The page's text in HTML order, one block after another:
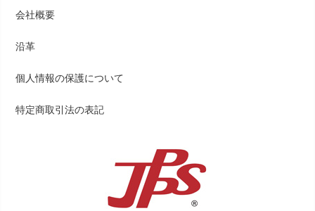
会社概要
沿革
個人情報の保護について
特定商取引法の表記